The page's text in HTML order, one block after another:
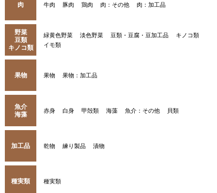
肉 牛肉 豚肉 鶏肉 肉：その他 肉：加工品
野菜
豆類
キノコ類
緑黄色野菜 淡色野菜 豆類・豆腐・豆加工品
キノコ類
イモ類
果物 果物 果物：加工品
魚介
海藻
赤身 白身 甲殻類 海藻 魚介：その他 貝類
加工品 乾物 練り製品 漬物
種実類 種実類